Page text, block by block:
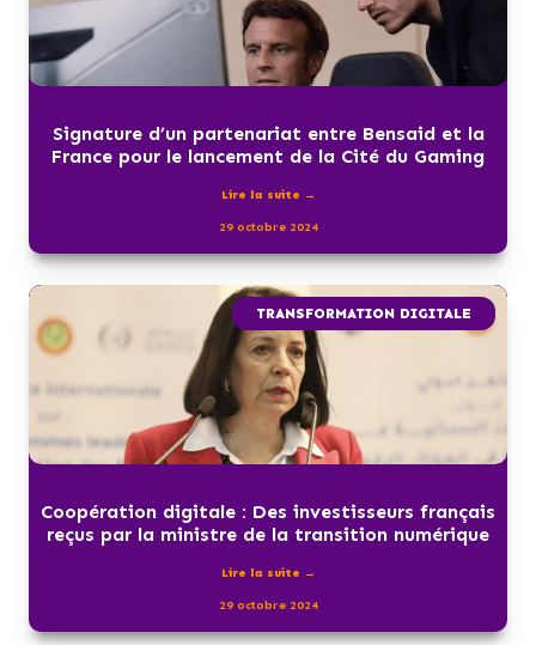
Signature d’un partenariat entre Bensaid et la
France pour le lancement de la Cité du Gaming
Lire la suite →
29 octobre 2024
TRANSFORMATION DIGITALE
Coopération digitale : Des investisseurs français
reçus par la ministre de la transition numérique
Lire la suite →
29 octobre 2024